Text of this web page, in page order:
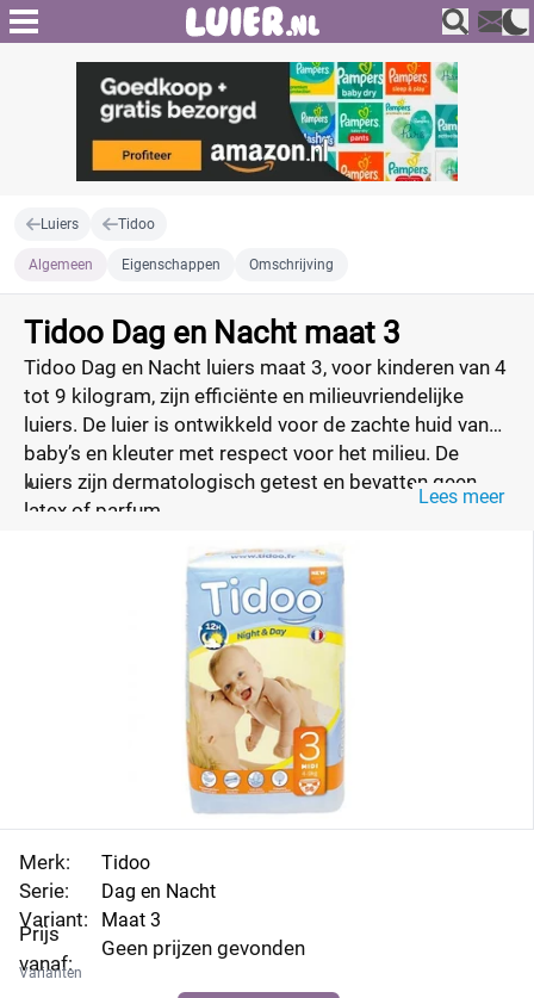
Luiers Tidoo
Algemeen Eigenschappen Omschrijving
Tidoo Dag en Nacht maat 3
Tidoo Dag en Nacht luiers maat 3, voor kinderen van 4
tot 9 kilogram, zijn efficiënte en milieuvriendelijke
luiers. De luier is ontwikkeld voor de zachte huid van
baby’s en kleuter met respect voor het milieu. De
luiers zijn dermatologisch getest en bevatten geen
latex of parfum.
Lees meer
Merk:
Serie:
Variant:
Prijs
vanaf:
Tidoo
Dag en Nacht
Maat 3
Geen prijzen gevonden
Varianten